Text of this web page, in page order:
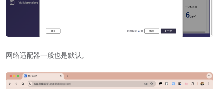
网络适配器一般也是默认。